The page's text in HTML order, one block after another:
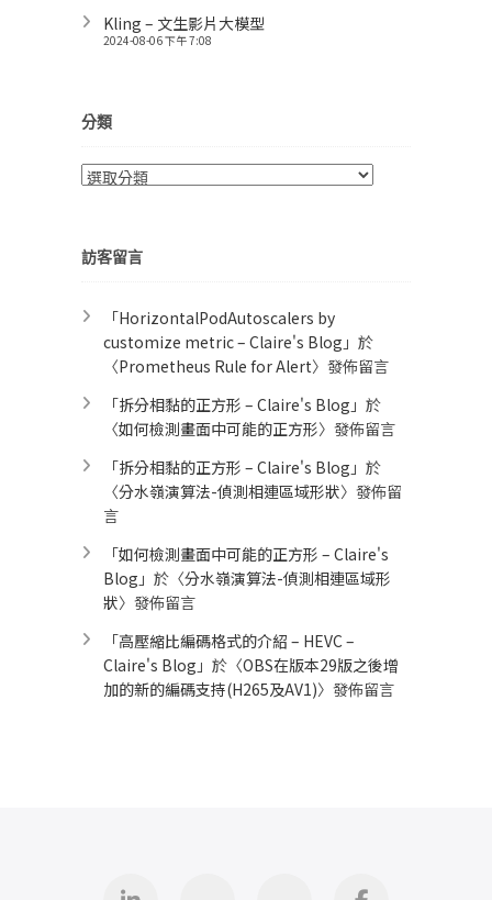
Kling – 文生影片大模型
2024-08-06 下午 7:08
分類
分
訪客留言
「HorizontalPodAutoscalers by
customize metric – Claire's Blog 」於
〈Prometheus Rule for Alert​〉發佈留言
「拆分相黏的正方形 – Claire's Blog 」於
〈如何檢測畫面中可能的正方形〉發佈留言
「拆分相黏的正方形 – Claire's Blog 」於
〈分水嶺演算法-偵測相連區域形狀〉發佈留
言
「如何檢測畫面中可能的正方形 – Claire's
Blog 」於〈分水嶺演算法-偵測相連區域形
狀〉發佈留言
「高壓縮比編碼格式的介紹 – HEVC –
Claire's Blog 」於〈OBS在版本29版之後增
加的新的編碼支持(H265及AV1)〉發佈留言